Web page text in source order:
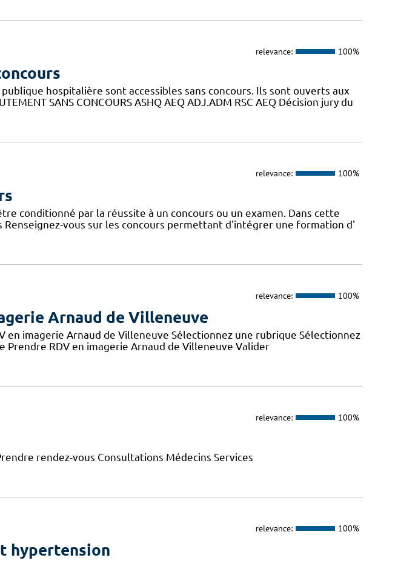
relevance: 100%
hospitalière sont accessibles sans concours. Ils sont ouverts aux
SANS CONCOURS ASHQ AEQ ADJ.ADM RSC AEQ Décision jury du
relevance: 100%
conditionné par la réussite à un concours ou un examen. Dans cette
Renseignez-vous sur les concours permettant d'intégrer une formation d'
relevance: 100%
Arnaud de Villeneuve
en imagerie Arnaud de Villeneuve Sélectionnez une rubrique Sélectionnez
Prendre RDV en imagerie Arnaud de Villeneuve Valider
relevance: 100%
rendez-vous Consultations Médecins Services
relevance: 100%
hypertension